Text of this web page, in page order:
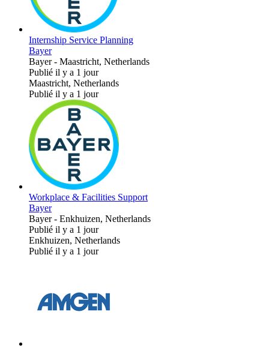
Internship Service Planning
Bayer
Bayer- Maastricht, Netherlands
Publié il y a 1 jour
Maastricht, Netherlands
Publié il y a 1 jour
Workplace & Facilities Support
Bayer
Bayer- Enkhuizen, Netherlands
Publié il y a 1 jour
Enkhuizen, Netherlands
Publié il y a 1 jour